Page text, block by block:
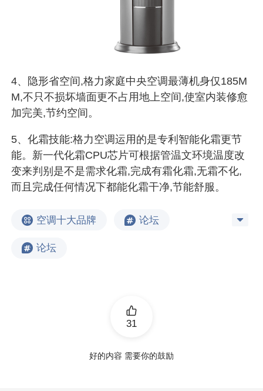
4、隐形省空间,格力家庭中央空调最薄机身仅185M
M,不只不损坏墙面更不占用地上空间,使室内装修愈
加完美,节约空间。
5、化霜技能:格力空调运用的是专利智能化霜更节
能。新一代化霜CPU芯片可根据管温文环境温度改
变来判别是不是需求化霜,完成有霜化霜,无霜不化,
而且完成任何情况下都能化霜干净,节能舒服。
空调十大品牌 论坛
论坛
31
好的内容 需要你的鼓励